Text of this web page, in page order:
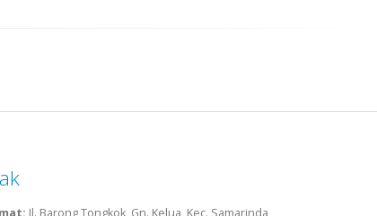
Jl. Barong Tongkok, Gn. Kelua, Kec. Samarinda